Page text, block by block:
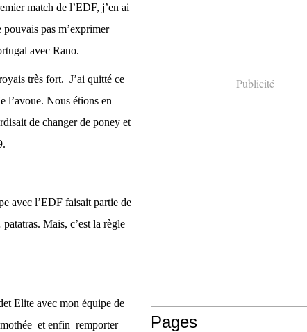
match de l’EDF, j’en ai
pas m’exprimer
avec Rano.
très fort. J’ai quitté ce
l’avoue. Nous étions en
de changer de poney et
avec l’EDF faisait partie de
Mais, c’est la règle
Elite avec mon équipe de
et enfin remporter
Publicité
Pages